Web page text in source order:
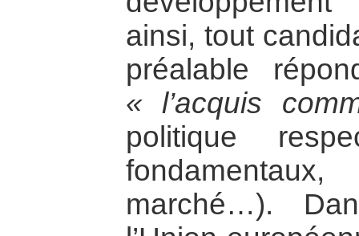
ainsi, tout
préalable
« l’acquis
politique
marché…).